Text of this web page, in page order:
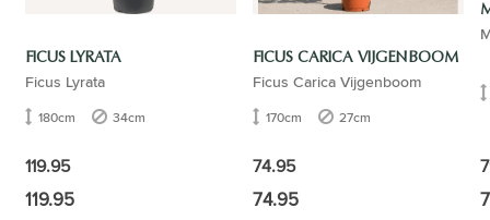
FICUS LYRATA
Ficus Lyrata
180cm 34cm
119.95
119.95
FICUS CARICA VIJGENBOOM
Ficus Carica Vijgenboom
170cm 27cm
74.95
74.95